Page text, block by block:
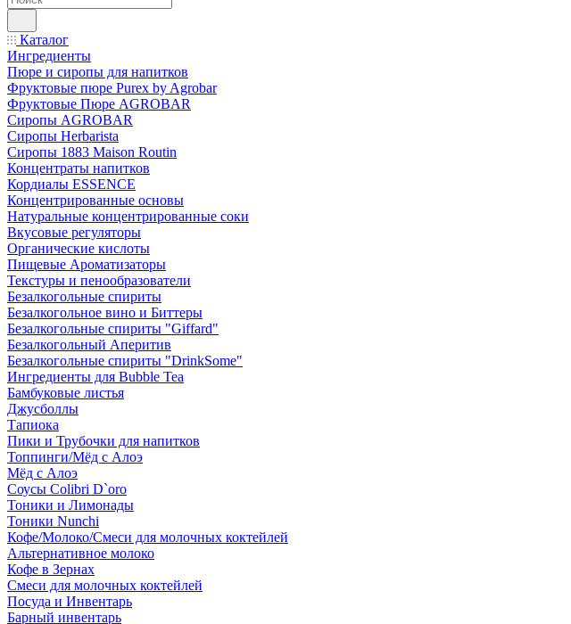
Каталог
Ингредиенты
Пюре и сиропы для напитков
Фруктовые пюре Purex by Agrobar
Фруктовые Пюре AGROBAR
Сиропы AGROBAR
Сиропы Herbarista
Сиропы 1883 Maison Routin
Концентраты напитков
Кордиалы ESSENCE
Концентрированные основы
Натуральные концентрированные соки
Вкусовые регуляторы
Органические кислоты
Пищевые Ароматизаторы
Текстуры и пенообразователи
Безалкогольные спириты
Безалкогольное вино и Биттеры
Безалкогольные спириты "Giffard"
Безалкогольный Аперитив
Безалкогольные спириты "DrinkSome"
Ингредиенты для Bubble Tea
Бамбуковые листья
Джусболлы
Тапиока
Пики и Трубочки для напитков
Топпинги/Мёд с Алоэ
Мёд с Алоэ
Соусы Colibri D`oro
Тоники и Лимонады
Тоники Nunchi
Кофе/Молоко/Смеси для молочных коктейлей
Альтернативное молоко
Кофе в Зернах
Смеси для молочных коктейлей
Посуда и Инвентарь
Барный инвентарь